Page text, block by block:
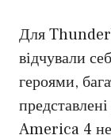
Для
відчували
героями,
America 4 не